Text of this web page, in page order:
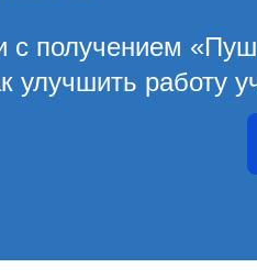
с получением
улучшить работу